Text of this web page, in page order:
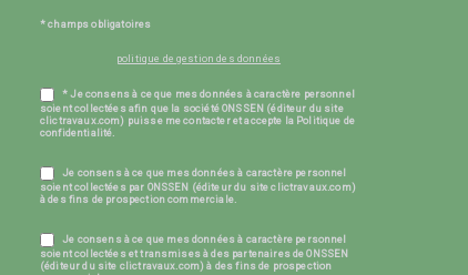
* champs obligatoires
politique de gestion des données
* Je consens à ce que mes données à caractère personnel
soient collectées afin que la société ONSSEN (éditeur du site
clictravaux.com) puisse me contacter et accepte la Politique de
confidentialité.
Je consens à ce que mes données à caractère personnel
soient collectées par ONSSEN (éditeur du site clictravaux.com)
à des fins de prospection commerciale.
Je consens à ce que mes données à caractère personnel
soient collectées et transmises à des partenaires de ONSSEN
(éditeur du site clictravaux.com) à des fins de prospection